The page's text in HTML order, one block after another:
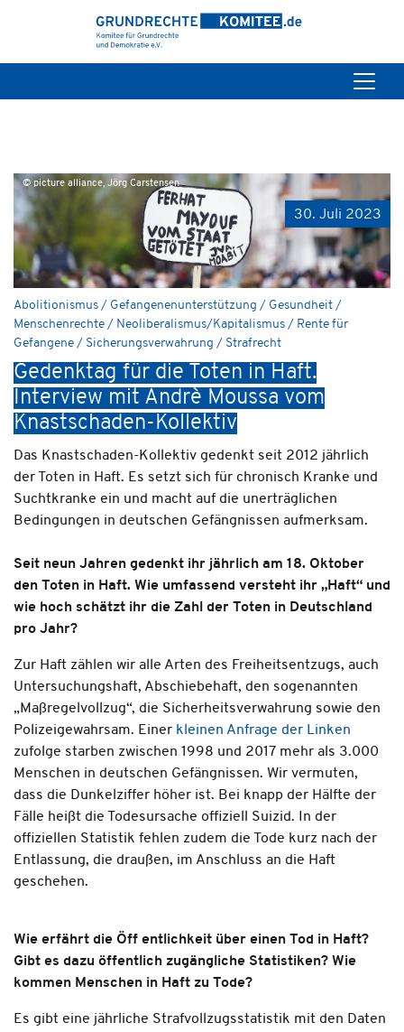
30. Juli 2023
© picture alliance, Jörg Carstensen
Abolitionismus / Gefangenenunterstützung / Gesundheit /
Menschenrechte / Neoliberalismus/Kapitalismus / Rente für
Gefangene / Sicherungsverwahrung / Strafrecht
Gedenktag für die Toten in Haft.
Interview mit Andrè Moussa vom
Knastschaden-Kollektiv
Das Knastschaden-Kollektiv gedenkt seit 2012 jährlich
der Toten in Haft. Es setzt sich für chronisch Kranke und
Suchtkranke ein und macht auf die unerträglichen
Bedingungen in deutschen Gefängnissen aufmerksam.
Seit neun Jahren gedenkt ihr jährlich am 18. Oktober
den Toten in Haft. Wie umfassend versteht ihr „Haft“ und
wie hoch schätzt ihr die Zahl der Toten in Deutschland
pro Jahr?
Zur Haft zählen wir alle Arten des Freiheitsentzugs, auch
Untersuchungshaft, Abschiebehaft, den sogenannten
„Maßregelvollzug“, die Sicherheitsverwahrung sowie den
Polizeigewahrsam. Einer kleinen Anfrage der Linken
zufolge starben zwischen 1998 und 2017 mehr als 3.000
Menschen in deutschen Gefängnissen. Wir vermuten,
dass die Dunkelziffer höher ist. Bei knapp der Hälfte der
Fälle heißt die Todesursache offiziell Suizid. In der
offiziellen Statistik fehlen zudem die Tode kurz nach der
Entlassung, die draußen, im Anschluss an die Haft
geschehen.
Wie erfährt die Öff entlichkeit über einen Tod in Haft?
Gibt es dazu öffentlich zugängliche Statistiken? Wie
kommen Menschen in Haft zu Tode?
Es gibt eine jährliche Strafvollzugsstatistik mit den Daten